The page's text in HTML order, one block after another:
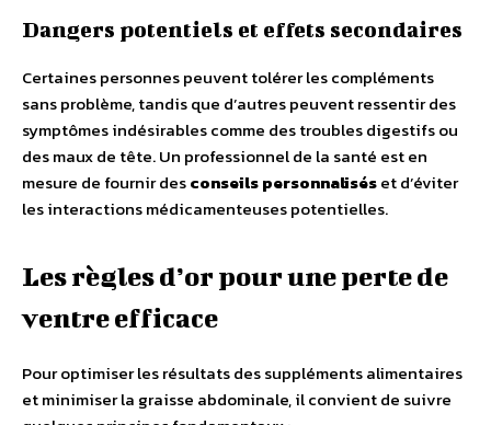
Dangers potentiels et effets secondaires
Certaines personnes peuvent tolérer les compléments
sans problème, tandis que d’autres peuvent ressentir des
symptômes indésirables comme des troubles digestifs ou
des maux de tête. Un professionnel de la santé est en
mesure de fournir desconseils personnaliséset d’éviter
les interactions médicamenteuses potentielles.
Les règles d’or pour une perte de
ventre efficace
Pour optimiser les résultats des suppléments alimentaires
et minimiser la graisse abdominale, il convient de suivre